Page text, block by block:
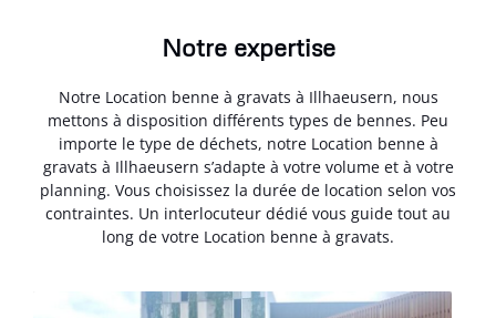
Notre expertise
Notre Location benne à gravats à Illhaeusern, nous
mettons à disposition différents types de bennes. Peu
importe le type de déchets, notre Location benne à
gravats à Illhaeusern s’adapte à votre volume et à votre
planning. Vous choisissez la durée de location selon vos
contraintes. Un interlocuteur dédié vous guide tout au
long de votre Location benne à gravats.